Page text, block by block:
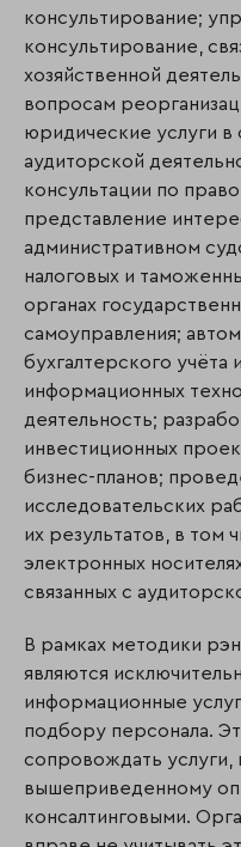
консультирование;
консультирование,
хозяйственной
вопросам
юридические услуги в
аудиторской
консультации по
представление
административном
налоговых и
органах
самоуправления;
бухгалтерского учёта
информационных
деятельность;
инвестиционных
бизнес-планов;
исследовательских
их результатов, в том
электронных
связанных с
В рамках методики
являются
информационные
подбору персонала.
сопровождать услуги,
вышеприведенному
консалтинговыми.